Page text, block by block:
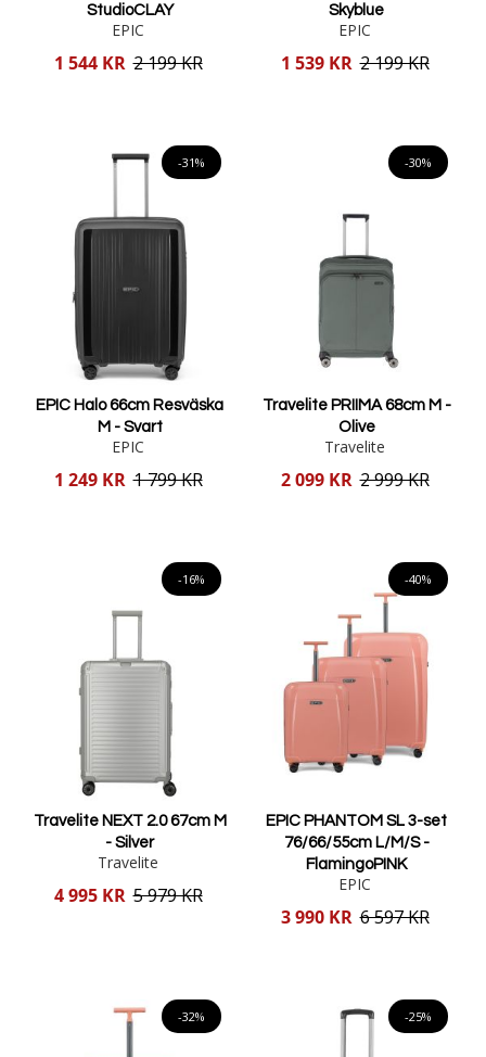
StudioCLAY
EPIC
Reducerat
1 544 KR 2 199 KR
Skyblue
EPIC
Reducerat
1 539 KR 2 199 KR
-31%
EPIC Halo 66cm Resväska
M - Svart
EPIC
Reducerat
1 249 KR 1 799 KR
-30%
Travelite PRIIMA 68cm M -
Olive
Travelite
Reducerat
2 099 KR 2 999 KR
-16%
Travelite NEXT 2.0 67cm M
- Silver
Travelite
Reducerat
4 995 KR 5 979 KR
-40%
EPIC PHANTOM SL 3-set
76/66/55cm L/M/S -
FlamingoPINK
EPIC
Reducerat
3 990 KR 6 597 KR
-32% -25%